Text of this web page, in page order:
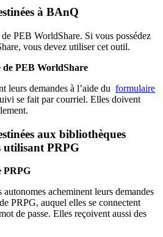
à BAnQ
PEB WorldShare. Si vous possédez
vous devez utiliser cet outil.
de PEB WorldShare
leurs demandes à l’aide du formulaire
se fait par courriel. Elles doivent
aux bibliothèques
utilisant PRPG
PRPG
acheminent leurs demandes
PRPG, auquel elles se connectent
de passe. Elles reçoivent aussi des